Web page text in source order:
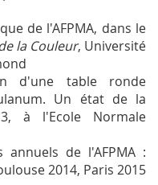
de l'AFPMA, dans le
la Couleur, Université
d'une table ronde
Un état de la
à l'Ecole Normale
de l'AFPMA :
2014, Paris 2015